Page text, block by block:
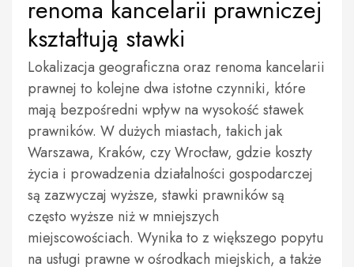
renoma kancelarii prawniczej
kształtują stawki
Lokalizacja geograficzna oraz renoma kancelarii
prawnej to kolejne dwa istotne czynniki, które
mają bezpośredni wpływ na wysokość stawek
prawników. W dużych miastach, takich jak
Warszawa, Kraków, czy Wrocław, gdzie koszty
życia i prowadzenia działalności gospodarczej
są zazwyczaj wyższe, stawki prawników są
często wyższe niż w mniejszych
miejscowościach. Wynika to z większego popytu
na usługi prawne w ośrodkach miejskich, a także